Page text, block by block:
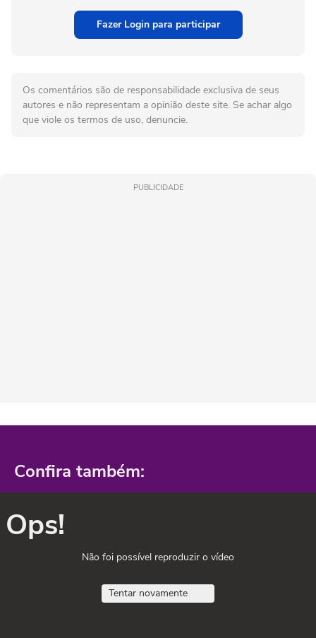
Fazer Login para participar
Os comentários são de responsabilidade exclusiva de seus
autores e não representam a opinião deste site. Se achar algo
que viole os termos de uso, denuncie.
PUBLICIDADE
Confira também:
Ops!
Não foi possível reproduzir o vídeo
Tentar novamente